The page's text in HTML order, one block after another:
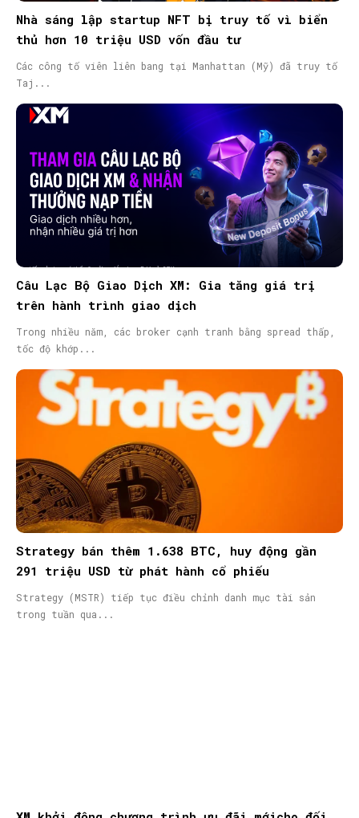
Nhà sáng lập startup NFT bị truy tố vì biển
thủ hơn 10 triệu USD vốn đầu tư
Các công tố viên liên bang tại Manhattan (Mỹ) đã truy tố
Taj...
Câu Lạc Bộ Giao Dịch XM: Gia tăng giá trị
trên hành trình giao dịch
Trong nhiều năm, các broker cạnh tranh bằng spread thấp,
tốc độ khớp...
Strategy bán thêm 1.638 BTC, huy động gần
291 triệu USD từ phát hành cổ phiếu
Strategy (MSTR) tiếp tục điều chỉnh danh mục tài sản
trong tuần qua...